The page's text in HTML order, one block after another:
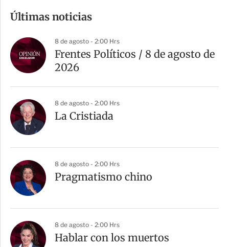
p
a
r
t
Últimas noticias
8 de agosto - 2:00 Hrs
Frentes Políticos / 8 de agosto de
2026
8 de agosto - 2:00 Hrs
La Cristiada
8 de agosto - 2:00 Hrs
Pragmatismo chino
8 de agosto - 2:00 Hrs
Hablar con los muertos